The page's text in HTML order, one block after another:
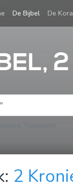
(current)
De Bijbel De
2
2